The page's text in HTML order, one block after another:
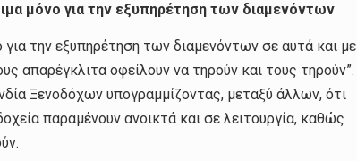
μόνο για την εξυπηρέτηση των διαμενόντων
την εξυπηρέτηση των διαμενόντων σε αυτά και με
απαρέγκλιτα οφείλουν να τηρούν και τους τηρούν”.
Ξενοδόχων υπογραμμίζοντας, μεταξύ άλλων, ότι
παραμένουν ανοικτά και σε λειτουργία, καθώς